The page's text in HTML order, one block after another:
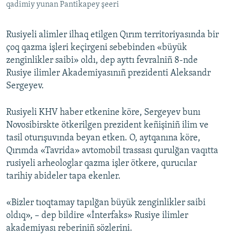
qadimiy yunan Pantikapey şeeri
Rusiyeli alimler ilhaq etilgen Qırım territoriyasında bir
çoq qazma işleri keçirgeni sebebinden «büyük
zenginlikler saibi» oldı, dep ayttı fevralniñ 8-nde
Rusiye ilimler Akademiyasınıñ prezidenti Aleksandr
Sergeyev.
Rusiyeli KHV haber etkenine köre, Sergeyev bunı
Novosibirskte ötkerilgen prezident keñişiniñ ilim ve
tasil oturışuvında beyan etken. O, aytqanına köre,
Qırımda «Tavrida» avtomobil trassası qurulğan vaqıtta
rusiyeli arheologlar qazma işler ötkere, qurucılar
tarihiy abideler tapa ekenler.
«Bizler tıoqtamay tapılğan büyük zenginlikler saibi
oldıq», – dep bildire «İnterfaks» Rusiye ilimler
akademiyası reberiniñ sözlerini.